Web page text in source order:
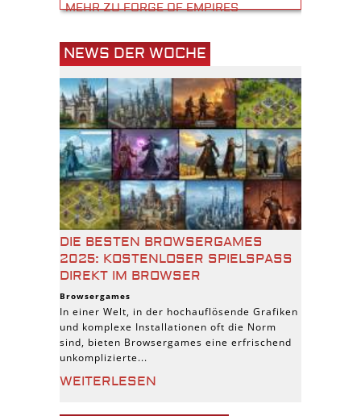
MEHR ZU FORGE OF EMPIRES
NEWS DER WOCHE
DIE BESTEN BROWSERGAMES
2025: KOSTENLOSER SPIELSPASS D
IREKT IM BROWSER
Browsergames
In einer Welt, in der hochauflösende Grafiken
und komplexe Installationen oft die Norm
sind, bieten Browsergames eine erfrischend
unkomplizierte...
WEITERLESEN